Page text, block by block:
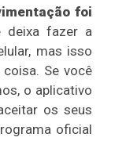
foi
deixa fazer a
mas isso
Se você
o aplicativo
os seus
oficial